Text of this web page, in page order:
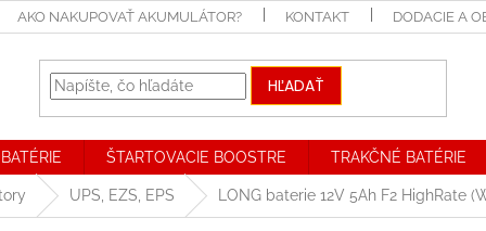
AKO NAKUPOVAŤ AKUMULÁTOR? KONTAKT DODACIE A
HĽADAŤ
ŠTARTOVACIE BOOSTRE TRAKČNÉ BATÉRIE
UPS, EZS, EPS LONG baterie 12V 5Ah F2 HighRate